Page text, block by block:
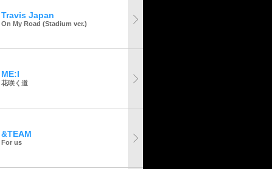
Travis Japan
On My Road (Stadium ver.)
ME:I
花咲く道
&TEAM
For us